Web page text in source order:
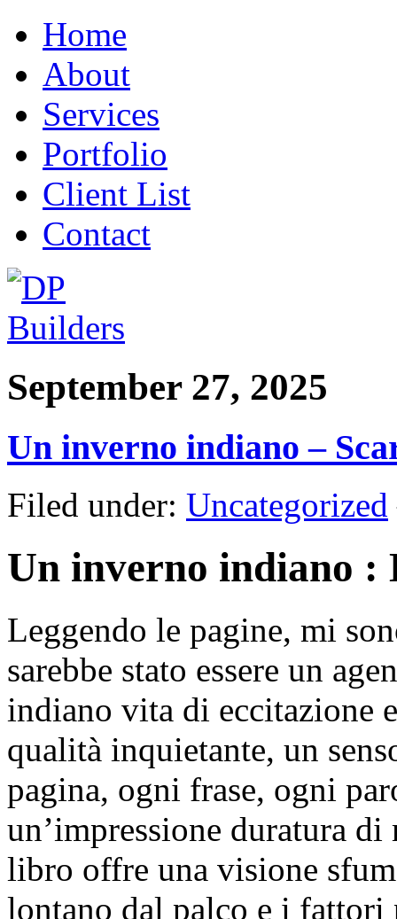
Home
About
Services
Portfolio
Client List
Contact
September 27, 2025
Un inverno indiano –
Filed under: Uncategorized
Un inverno indiano
Leggendo le pagine, mi
sarebbe stato essere un
indiano vita di eccitazione
qualità inquietante, un
pagina, ogni frase, ogni
un’impressione duratura
libro offre una visione
lontano dal palco e i